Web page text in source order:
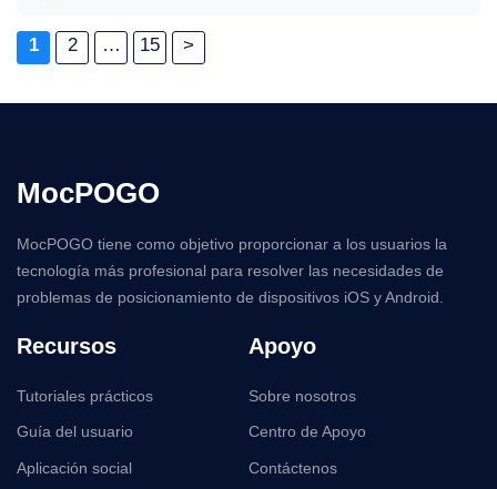
1 2 … 15 >
MocPOGO
MocPOGO tiene como objetivo proporcionar a los usuarios la
tecnología más profesional para resolver las necesidades de
problemas de posicionamiento de dispositivos iOS y Android.
Recursos
Tutoriales prácticos
Guía del usuario
Aplicación social
Apoyo
Sobre nosotros
Centro de Apoyo
Contáctenos